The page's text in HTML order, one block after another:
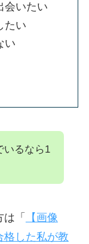
会いたい
たい
い
いるなら1
「
【画像
格した私が教